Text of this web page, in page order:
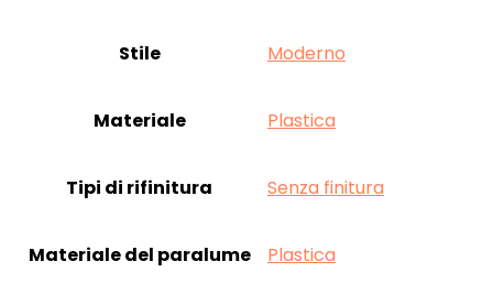
Stile ‎Moderno
Materiale ‎Plastica
Tipi di rifinitura ‎Senza finitura
Materiale del paralume ‎Plastica